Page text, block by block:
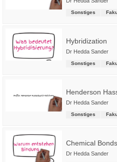
Sonstiges
Hybridization
Dr Hedda Sander
Sonstiges
Henderson
Dr Hedda Sander
Sonstiges
Chemical Bonds
Dr Hedda Sander